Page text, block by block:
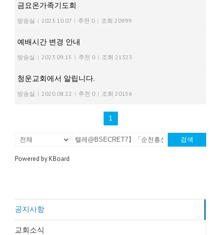
금요온가족기도회
방송실 | 2023.10.07 | 추천 0 | 조회 20999
예배시간 변경 안내
방송실 | 2023.09.15 | 추천 0 | 조회 21323
청운교회에서 알립니다.
방송실 | 2020.08.22 | 추천 0 | 조회 20156
1
검색
Powered by KBoard
공지사항
교회소식